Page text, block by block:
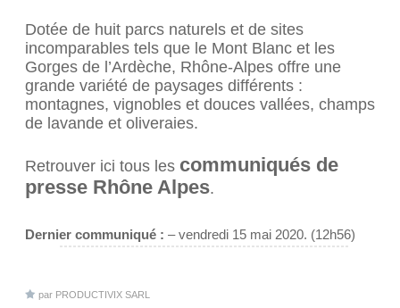
Dotée de huit parcs naturels et de sites
incomparables tels que le Mont Blanc et les
Gorges de l’Ardèche, Rhône-Alpes offre une
grande variété de paysages différents :
montagnes, vignobles et douces vallées, champs
de lavande et oliveraies.
Retrouver ici tous les communiqués de
presse Rhône Alpes.
Dernier communiqué : – vendredi 15 mai 2020. (12h56)
par PRODUCTIVIX SARL